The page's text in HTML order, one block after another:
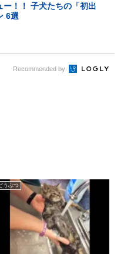
ー！！ 子犬たちの「初出
勤」コレクション 6選
Recommended by
うぶつ